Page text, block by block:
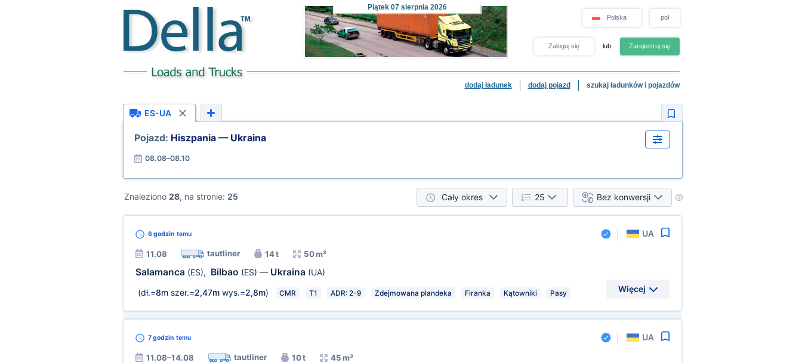
Piątek07 sierpnia 2026
Polska pol
Zaloguj się lub Zarejestruj się
dodaj ładunek dodaj pojazd szukaj ładunków i pojazdów
ES-UA
Pojazd: Hiszpania — Ukraina
08.08–08.10
Znaleziono 28, na stronie: 25 Cały okres 25 Bez konwersji
6 godzin temu UA
11.08 tautliner 14 t 50 m³
Salamanca (ES), Bilbao (ES) — Ukraina (UA)
(dł.=8mszer.=2,47mwys.=2,8m) CMR T1 ADR: 2-9 Zdejmowana plandeka Firanka Kątowniki Pasy Więcej
7 godzin temu UA
11.08–14.08 tautliner 10 t 45 m³